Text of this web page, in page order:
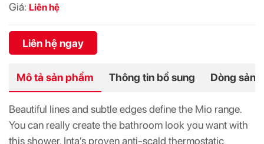
Giá: Liên hệ
Liên hệ ngay
Mô tả sản phẩm Thông tin bổ sung Dòng sản
Beautiful lines and subtle edges define the Mio range.
You can really create the bathroom look you want with
this shower. Inta’s proven anti-scald thermostatic